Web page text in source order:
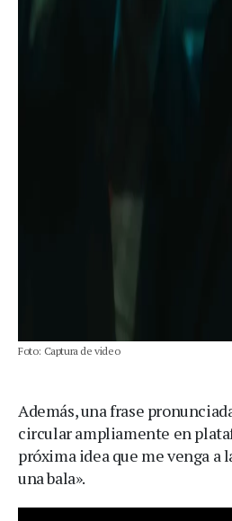
Foto: Captura de video
Además, una frase
circular ampliamente en
próxima idea que me venga a
una bala».